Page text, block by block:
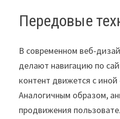
Передовые
В современном веб-
делают навигацию по
контент движется с
Аналогичным образом,
продвижения